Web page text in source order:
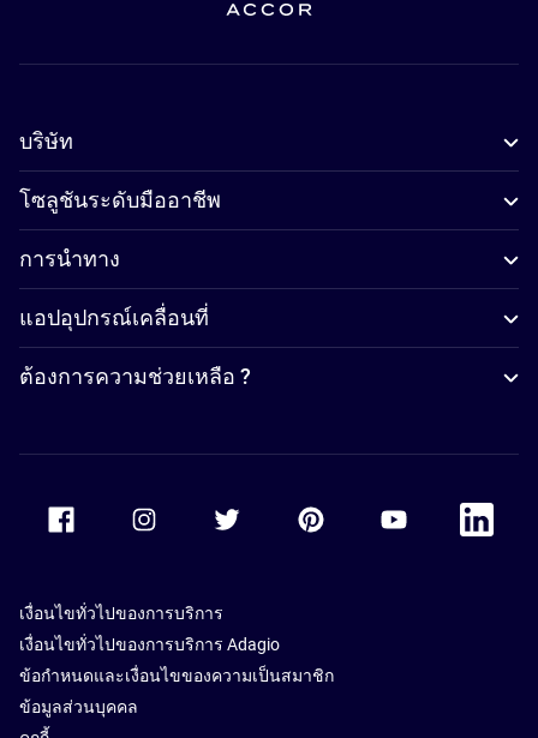
บริษัท
โซลูชันระดับมืออาชีพ
การนำทาง
แอปอุปกรณ์เคลื่อนที่
ต้องการความช่วยเหลือ ?
Accor Facebook Accor TwitterAccor PinterestAccor Youtube
Accor
เงื่อนไขทั่วไปของการบริการ
เงื่อนไขทั่วไปของการบริการ Adagio
ข้อกำหนดและเงื่อนไขของความเป็นสมาชิก
ข้อมูลส่วนบุคคล